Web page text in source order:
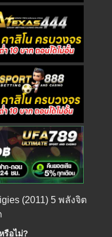
(2011) 5 พลังจิต
รือไม่?